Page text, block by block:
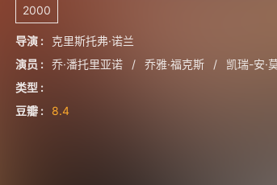
2000
导演 :
克里斯托弗·诺兰
演员 : 乔·潘托里亚诺 / 乔雅·福克斯 / 凯瑞-安·
类型 :
豆瓣 :
8.4